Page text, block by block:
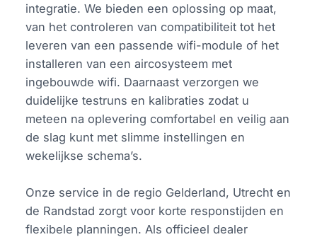
integratie. We bieden een oplossing op maat,
van het controleren van compatibiliteit tot het
leveren van een passende wifi-module of het
installeren van een aircosysteem met
ingebouwde wifi. Daarnaast verzorgen we
duidelijke testruns en kalibraties zodat u
meteen na oplevering comfortabel en veilig aan
de slag kunt met slimme instellingen en
wekelijkse schema’s.
Onze service in de regio Gelderland, Utrecht en
de Randstad zorgt voor korte responstijden en
flexibele planningen. Als officieel dealer